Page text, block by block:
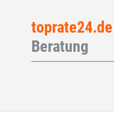
toprate24.de
Beratung